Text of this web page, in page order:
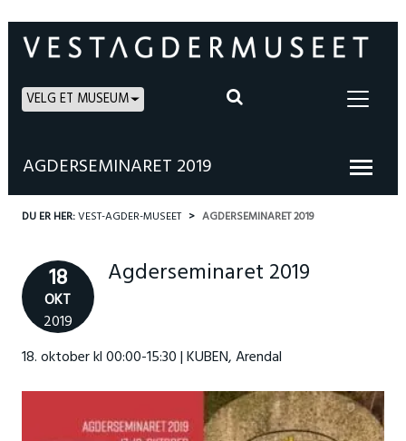
VELG ET MUSEUM
AGDERSEMINARET 2019
DU ER HER:VEST-AGDER-MUSEET AGDERSEMINARET 2019
18
OKT
2019
Agderseminaret 2019
18. oktober kl 00:00-15:30 | KUBEN, Arendal